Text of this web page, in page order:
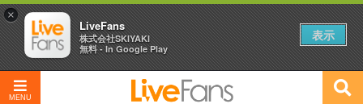
MENU
×
LiveFans
株式会社SKIYAKI
無料 - In Google Play
表示